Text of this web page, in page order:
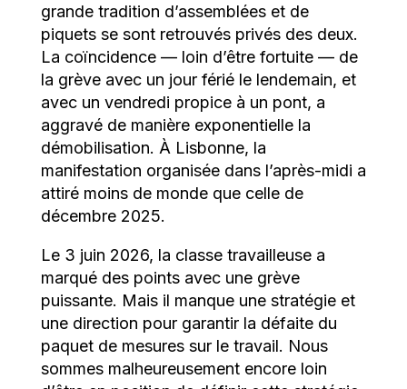
grande tradition d’assemblées et de
piquets se sont retrouvés privés des deux.
La coïncidence — loin d’être fortuite — de
la grève avec un jour férié le lendemain, et
avec un vendredi propice à un pont, a
aggravé de manière exponentielle la
démobilisation. À Lisbonne, la
manifestation organisée dans l’après-midi a
attiré moins de monde que celle de
décembre 2025.
Le 3 juin 2026, la classe travailleuse a
marqué des points avec une grève
puissante. Mais il manque une stratégie et
une direction pour garantir la défaite du
paquet de mesures sur le travail. Nous
sommes malheureusement encore loin